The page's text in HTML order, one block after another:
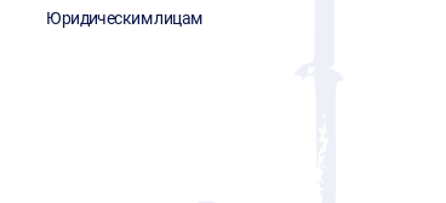
Юридическим лицам